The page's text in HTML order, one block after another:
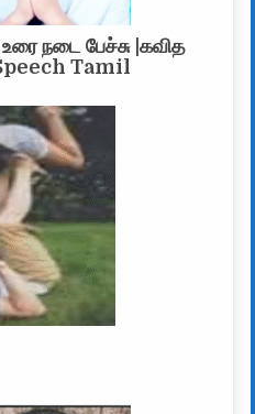
நடை பேச்சு |கவித
Tamil